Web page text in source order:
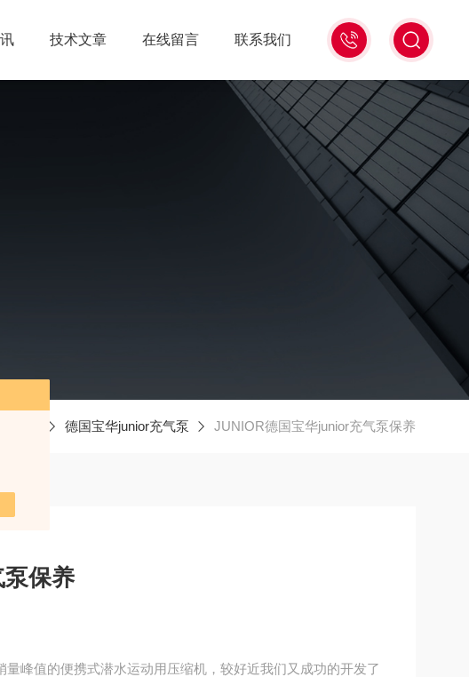
15006471345
技术文章 在线留言 联系我们
德国宝华junior充气泵 JUNIOR德国宝华junior充气泵保养
保养
量峰值的便携式潜水运动用压缩机，较好近我们又成功的开发了